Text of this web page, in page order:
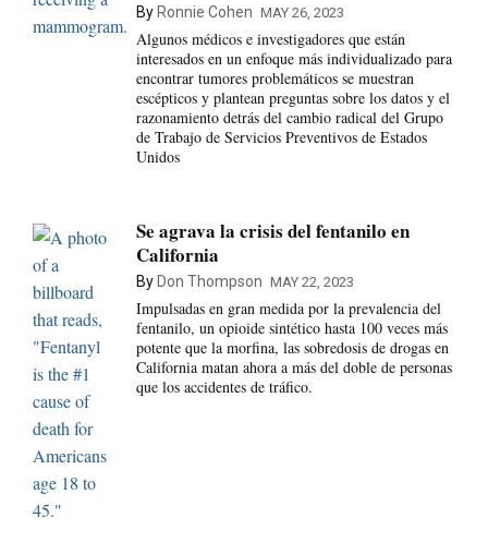
By Ronnie Cohen MAY 26, 2023
Algunos médicos e investigadores que están
interesados en un enfoque más individualizado para
encontrar tumores problemáticos se muestran
escépticos y plantean preguntas sobre los datos y el
razonamiento detrás del cambio radical del Grupo
de Trabajo de Servicios Preventivos de Estados
Unidos
Se agrava la crisis del fentanilo en
California
By Don Thompson MAY 22, 2023
Impulsadas en gran medida por la prevalencia del
fentanilo, un opioide sintético hasta 100 veces más
potente que la morfina, las sobredosis de drogas en
California matan ahora a más del doble de personas
que los accidentes de tráfico.